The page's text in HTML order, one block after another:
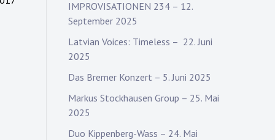
IMPROVISATIONEN 234 – 12.
September 2025
Latvian Voices: Timeless – 22. Juni
2025
Das Bremer Konzert – 5. Juni 2025
Markus Stockhausen Group – 25. Mai
2025
Duo Kippenberg-Wass – 24. Mai